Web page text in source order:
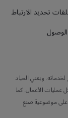
تحديد الارتباط
ويعني الحياد
الأعمال. كما
على موضوعية صنع